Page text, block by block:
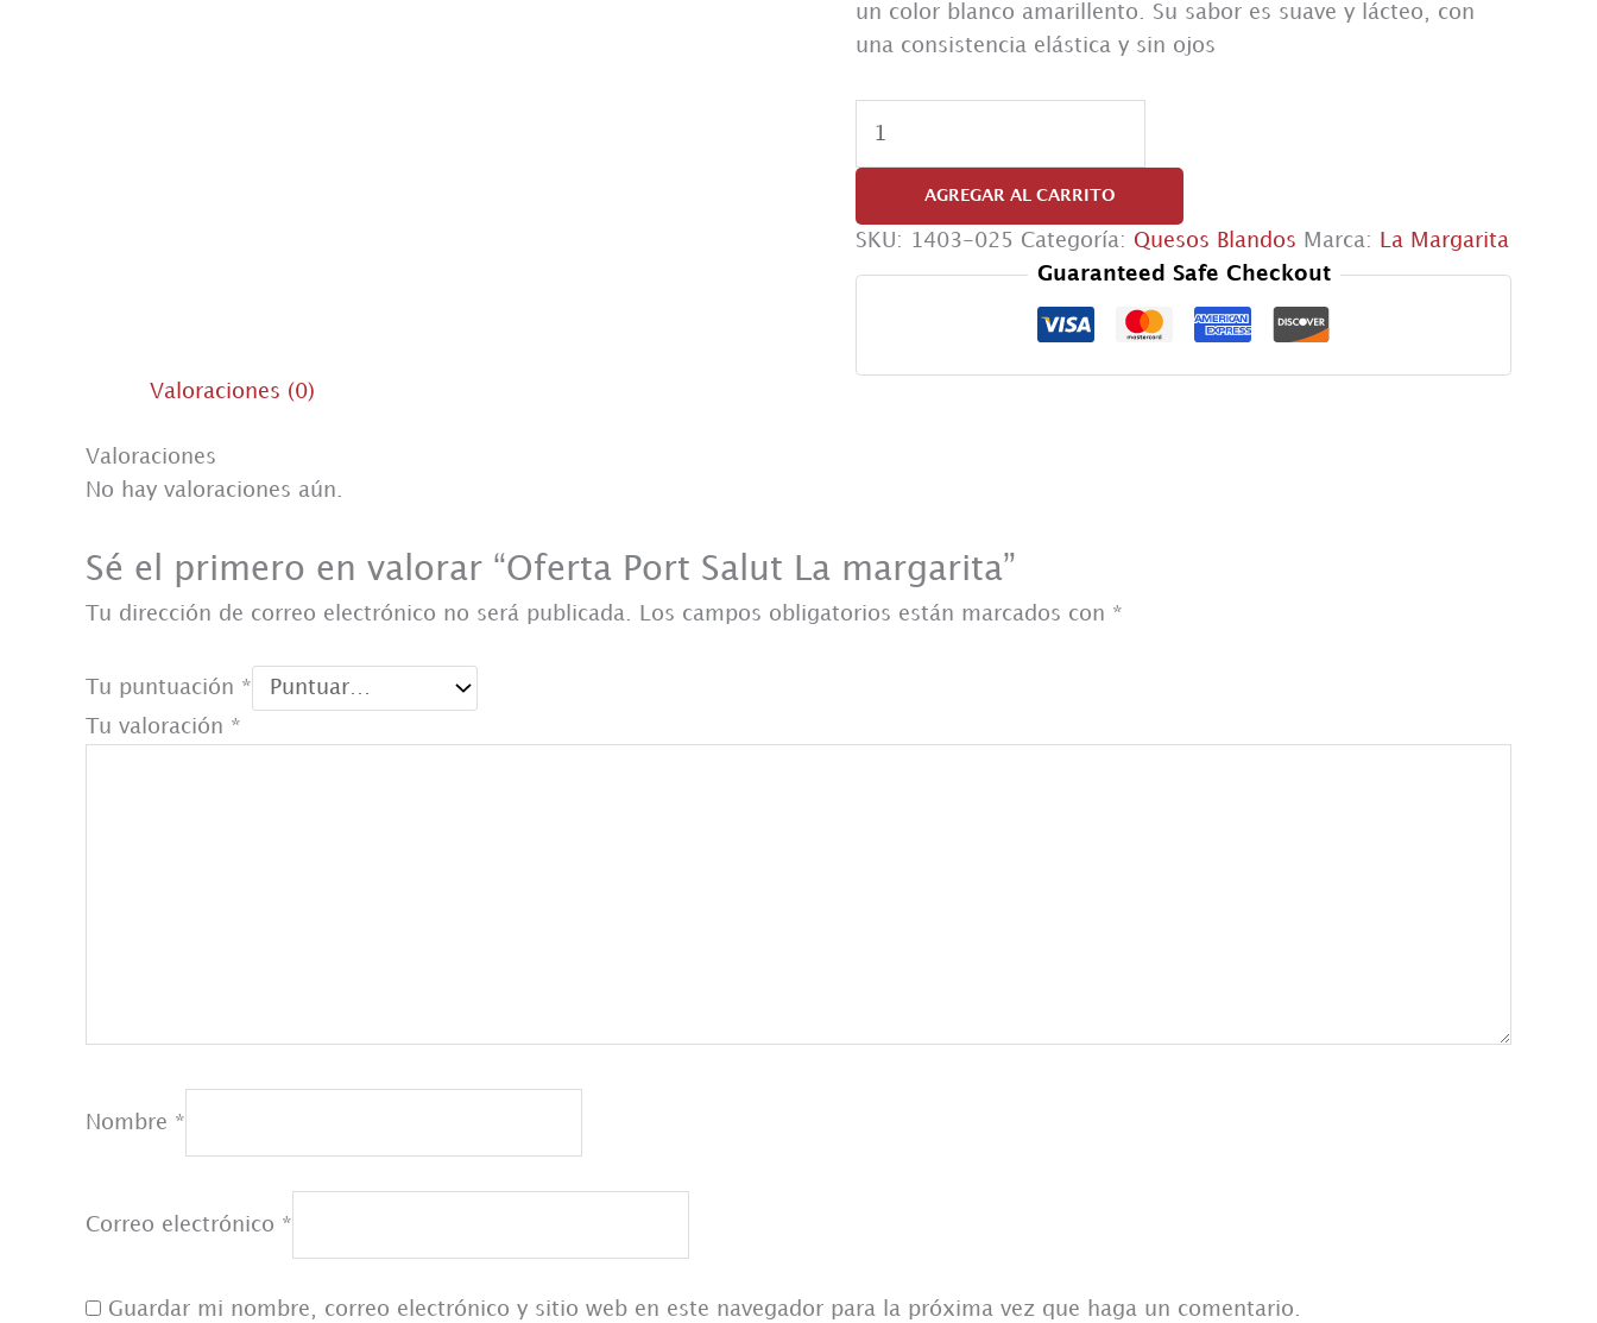
un color blanco amarillento. Su sabor es suave y lácteo, con
una consistencia elástica y sin ojos
margarita
cantidad
AGREGAR AL CARRITO
SKU: 1403-025 Categoría: Quesos Blandos Marca:
La Margarita
Guaranteed Safe Checkout
Valoraciones (0)
Valoraciones
No hay valoraciones aún.
Sé el primero en valorar “Oferta Port Salut La margarita”
Tu dirección de correo electrónico no será publicada. Los campos obligatorios están marcados con *
Tu puntuación *
Tu valoración *
Nombre *
Correo electrónico *
Guardar mi nombre, correo electrónico y sitio web en este navegador para la próxima vez que haga un comentario.